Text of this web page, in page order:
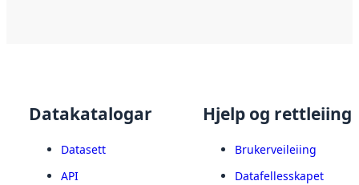
Datakatalogar
Datasett
API
Hjelp og rettleiing
Brukerveileiing
Datafellesskapet